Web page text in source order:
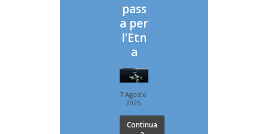
pass
a per
l’Etn
a
7 Agosto
2026
Continua